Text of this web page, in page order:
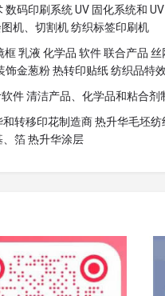
码印刷系统 UV 固化系统和
机、切割机 纺织标签印刷机
乳液 化学品 软件 联合产品
金葱粉 热转印贴纸 纺织品特
件 清洁产品、化学品和粘合剂
转移印花制造商 热升华毛坯
箔 热升华涂层